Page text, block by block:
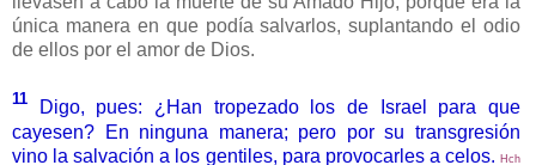
única manera en que podía salvarlos, suplantando el odio
de ellos por el amor de Dios.
11
Digo, pues: ¿Han tropezado los de Israel para que
cayesen? En ninguna manera; pero por su transgresión
vino la salvación a los gentiles, para provocarles a celos. Hch